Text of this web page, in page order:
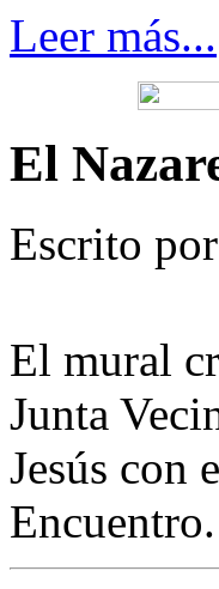
Leer más...
El
Escrito
El mural
Junta
Jesús con
Encuentro.